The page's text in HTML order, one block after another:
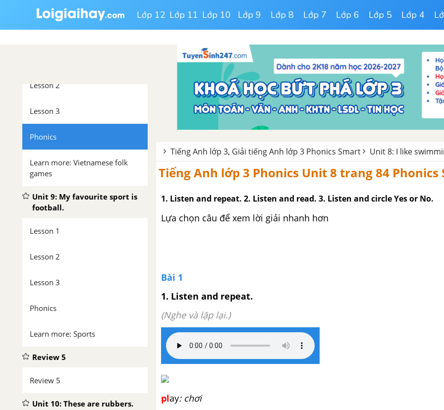
Lớp 12 Lớp 11 Lớp 10 Lớp 9 Lớp 8 Lớp 7 Lớp 6 Lớp 5 Lớp 4
Review 4
Lesson 2
Lesson 3
Phonics
Learn more: Vietnamese folk
games
Unit 9: My favourite sport is
football.
Lesson 1
Lesson 2
Lesson 3
Phonics
Learn more: Sports
Review 5
Review 5
Unit 10: These are rubbers.
Tiếng Anh lớp 3, Giải tiếng Anh lớp 3 Phonics Smart Unit 8: I like
Tiếng Anh lớp 3 Phonics Unit 8 trang 84 Phonics
1. Listen and repeat. 2. Listen and read. 3. Listen and circle Yes or No.
Lựa chọn câu để xem lời giải nhanh hơn
Bài 1
1. Listen and repeat.
(Nghe và lặp lại.)
play: chơi